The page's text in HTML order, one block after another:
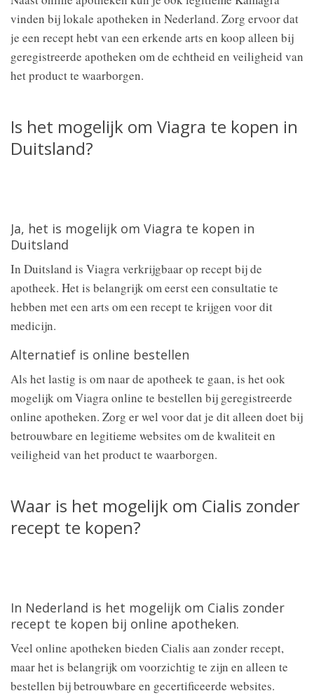
vinden bij lokale apotheken in Nederland. Zorg ervoor dat
je een recept hebt van een erkende arts en koop alleen bij
geregistreerde apotheken om de echtheid en veiligheid van
het product te waarborgen.
Is het mogelijk om Viagra te kopen in
Duitsland?
Ja, het is mogelijk om Viagra te kopen in
Duitsland
In Duitsland is Viagra verkrijgbaar op recept bij de
apotheek. Het is belangrijk om eerst een consultatie te
hebben met een arts om een recept te krijgen voor dit
medicijn.
Alternatief is online bestellen
Als het lastig is om naar de apotheek te gaan, is het ook
mogelijk om Viagra online te bestellen bij geregistreerde
online apotheken. Zorg er wel voor dat je dit alleen doet bij
betrouwbare en legitieme websites om de kwaliteit en
veiligheid van het product te waarborgen.
Waar is het mogelijk om Cialis zonder
recept te kopen?
In Nederland is het mogelijk om Cialis zonder
recept te kopen bij online apotheken.
Veel online apotheken bieden Cialis aan zonder recept,
maar het is belangrijk om voorzichtig te zijn en alleen te
bestellen bij betrouwbare en gecertificeerde websites.